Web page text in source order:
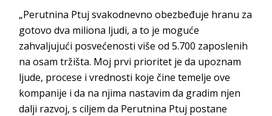
„Perutnina Ptuj svakodnevno obezbeđuje hranu za
gotovo dva miliona ljudi, a to je moguće
zahvaljujući posvećenosti više od 5.700 zaposlenih
na osam tržišta. Moj prvi prioritet je da upoznam
ljude, procese i vrednosti koje čine temelje ove
kompanije i da na njima nastavim da gradim njen
dalji razvoj, s ciljem da Perutnina Ptuj postane